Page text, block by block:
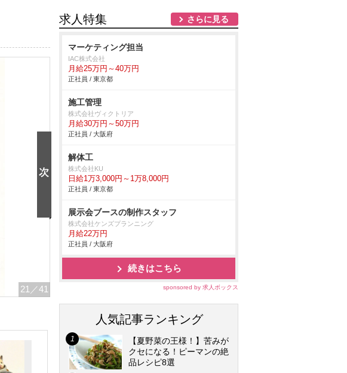
21 ／41
求人特集 さらに見る
マーケティング担当
IAC株式会社
月給25万円～40万円
正社員 / 東京都
施工管理
株式会社ヴィクトリア
月給30万円～50万円
正社員 / 大阪府
解体工
株式会社KU
日給1万3,000円～1万8,000円
正社員 / 東京都
展示会ブースの制作スタッフ
株式会社ケンズプランニング
月給22万円
正社員 / 大阪府
続きはこちら
sponsored by 求人ボックス
人気記事ランキング
【夏野菜の王様！】苦みが
クセになる！ピーマンの絶
品レシピ8選